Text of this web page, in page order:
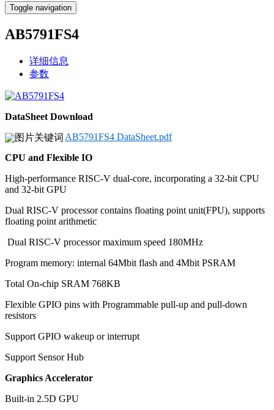
Toggle navigation
AB5791FS4
详细信息
参数
DataSheet Download
AB5791FS4 DataSheet.pdf
CPU and Flexible IO
High-performance RISC-V dual-core, incorporating a 32-bit CPU
and 32-bit GPU
Dual RISC-V processor contains floating point unit(FPU), supports
floating point arithmetic
Dual RISC-V processor maximum speed 180MHz
Program memory: internal 64Mbit flash and 4Mbit PSRAM
Total On-chip SRAM 768KB
Flexible GPIO pins with Programmable pull-up and pull-down
resistors
Support GPIO wakeup or interrupt
Support Sensor Hub
Graphics Accelerator
Built-in 2.5D GPU